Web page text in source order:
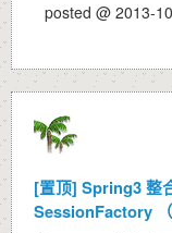
posted @ 2013-
[置顶] Spring3 整
SessionFactory （